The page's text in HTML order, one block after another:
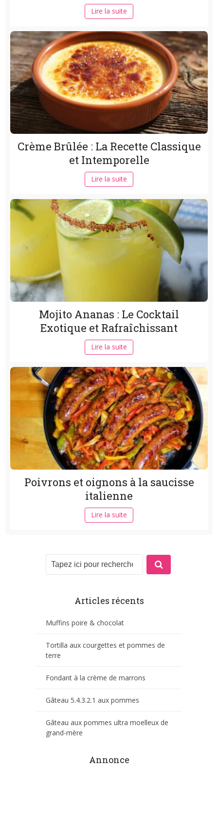
Lire la suite
Crème Brûlée : La Recette Classique
et Intemporelle
Lire la suite
Mojito Ananas : Le Cocktail
Exotique et Rafraîchissant
Lire la suite
Poivrons et oignons à la saucisse
italienne
Lire la suite
Articles récents
Muffins poire & chocolat
Tortilla aux courgettes et pommes de
terre
Fondant à la crème de marrons
Gâteau 5.4.3.2.1 aux pommes
Gâteau aux pommes ultra moelleux de
grand-mère
Annonce